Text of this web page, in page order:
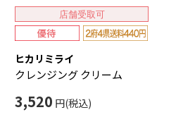
店舗受取可
ヒカリミライ
クレンジング クリーム
3,520 円(税込)